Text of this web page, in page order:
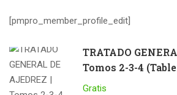
[pmpro_member_profile_edit]
TRATADO
Tomos 2-3-4
Gratis